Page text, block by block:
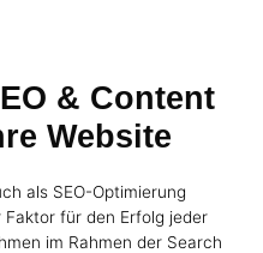
& Content
Website
als SEO-Optimierung
für den Erfolg jeder
im Rahmen der Search